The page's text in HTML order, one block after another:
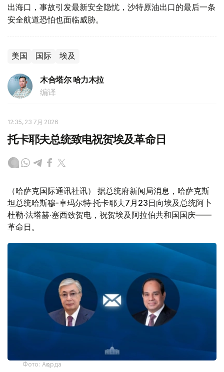
出海口，事故引发最新安全隐忧，沙特原油出口的最后一条
安全航道恐怕也面临威胁。
美国 国际 埃及
木合塔尔 哈力木拉
编译
12:35, 23 7月 2026
托卡耶夫总统致电祝贺埃及革命日
（哈萨克国际通讯社讯） 据总统府新闻局消息，哈萨克斯
坦总统哈斯穆-卓玛尔特·托卡耶夫7月23日向埃及总统阿卜
杜勒·法塔赫·塞西致贺电，祝贺埃及阿拉伯共和国国庆——
革命日。
Фото: Ақорда